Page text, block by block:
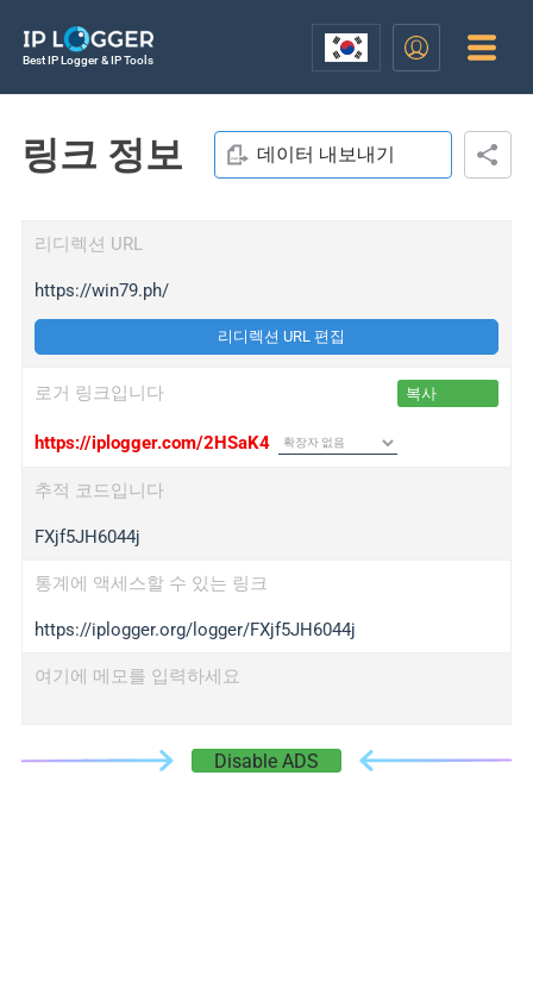
Best IP Logger & IP Tools
링크 정보 데이터 내보내기
리디렉션 URL
https://win79.ph/
리디렉션 URL 편집
로거 링크입니다 복사
https://iplogger.com/2HSaK4
추적 코드입니다
FXjf5JH6044j
통계에 액세스할 수 있는 링크
https://iplogger.org/logger/FXjf5JH6044j
여기에 메모를 입력하세요
Disable ADS